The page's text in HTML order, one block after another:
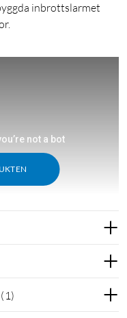
inbrottslarmet
på några få minuter
( 1 )